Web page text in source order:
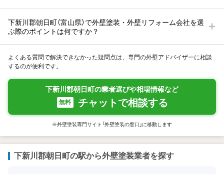
下新川郡朝日町（富山県）で外壁塗装・外壁リフォーム会社を選
ぶ際のポイントは何ですか？
よくある質問で解決できなかった疑問点は、専門の外壁アドバイザーに相談
するのが便利です。
下新川郡朝日町の業者選びや相場情報など
無料 チャットで相談する
※外壁塗装専門サイト「外壁塗装の窓口」に移動します
下新川郡朝日町の駅から外壁塗装業者を探す